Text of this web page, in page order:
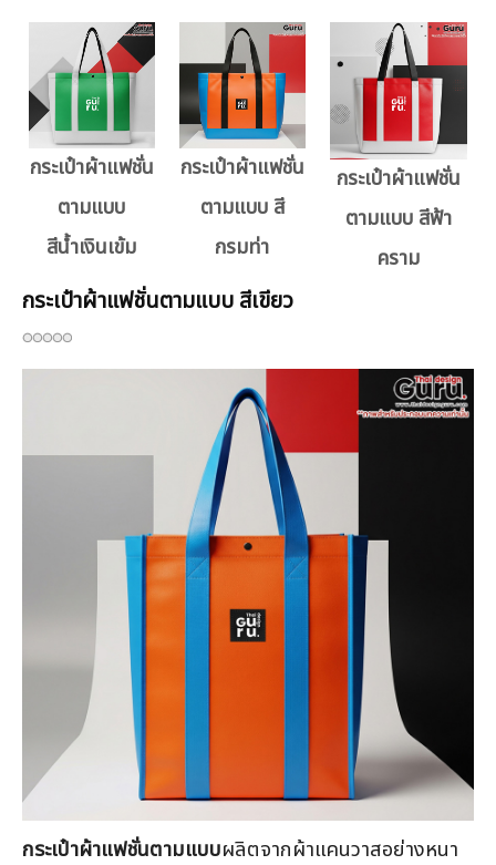
กระเป๋าผ้าแฟชั่น
ตามแบบ
สีน้ำเงินเข้ม
กระเป๋าผ้าแฟชั่น
ตามแบบ สี
กรมท่า
กระเป๋าผ้าแฟชั่น
ตามแบบ สีฟ้า
คราม
กระเป๋าผ้าแฟชั่นตามแบบ สีเขียว
กระเป๋าผ้าแฟชั่นตามแบบผลิตจากผ้าแคนวาสอย่างหนา